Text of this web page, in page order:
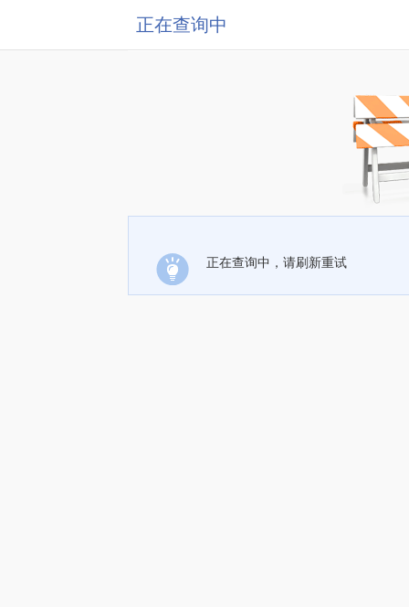
正在查询中
正在查询中，请刷新重试